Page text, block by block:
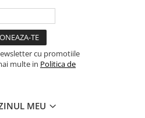
cu promotiile
multe in Politica de
MEU